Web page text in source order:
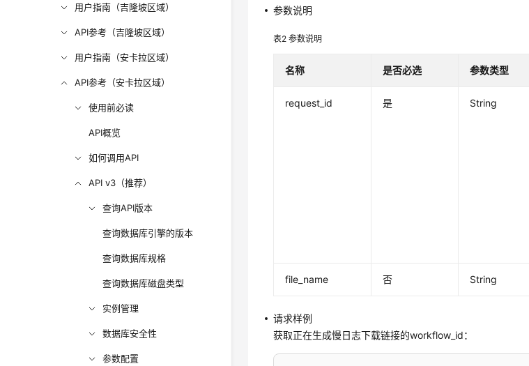
用户指南（吉隆坡区域）
API参考（吉隆坡区域）
用户指南（安卡拉区域）
API参考（安卡拉区域）
使用前必读
API概览
如何调用API
API v3（推荐）
查询API版本
查询数据库引擎的版本
查询数据库规格
查询数据库磁盘类型
实例管理
数据库安全性
参数配置
参数说明
表2参数说明
名称 是否必选 参数类型
request_id 是 String
file_name 否 String
请求样例
获取正在生成慢日志下载链接的workflow_id：